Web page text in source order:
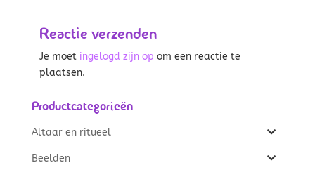
Reactie verzenden
Je moet ingelogd zijn op om een reactie te
plaatsen.
Productcategorieën
Altaar en ritueel
Beelden